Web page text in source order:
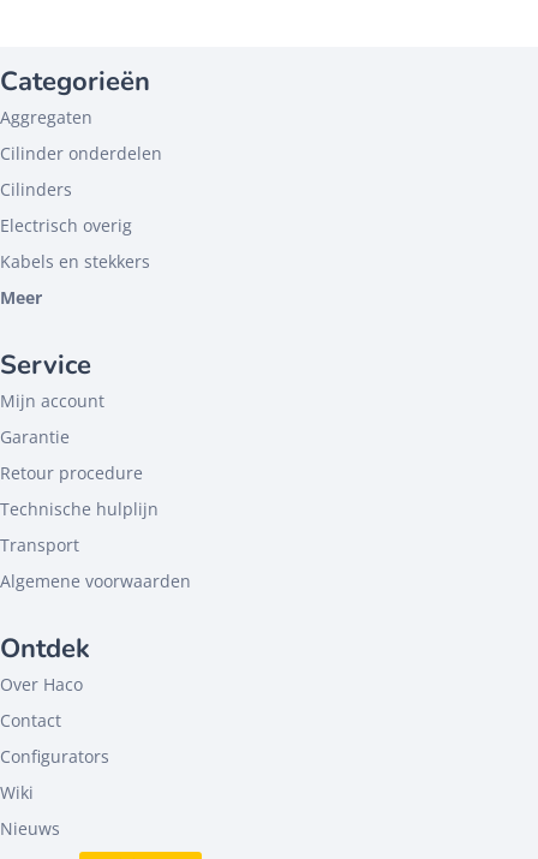
Categorieën
Aggregaten
Cilinder onderdelen
Cilinders
Electrisch overig
Kabels en stekkers
Meer
Service
Mijn account
Garantie
Retour procedure
Technische hulplijn
Transport
Algemene voorwaarden
Ontdek
Over Haco
Contact
Configurators
Wiki
Nieuws